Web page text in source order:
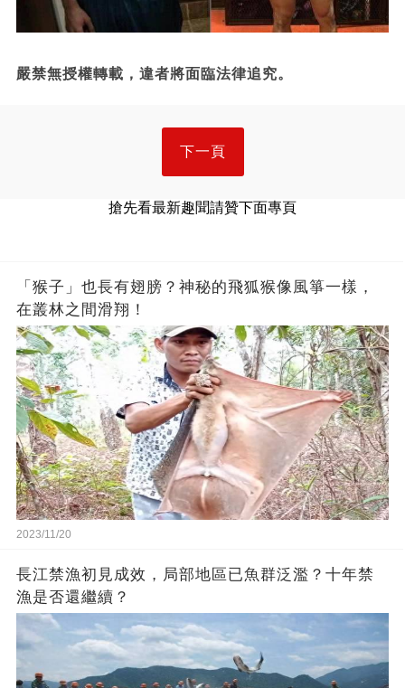
嚴禁無授權轉載，違者將面臨法律追究。
下一頁
搶先看最新趣聞請贊下面專頁
「猴子」也長有翅膀？神秘的飛狐猴像風箏一樣，
在叢林之間滑翔！
2023/11/20
長江禁漁初見成效，局部地區已魚群泛濫？十年禁
漁是否還繼續？